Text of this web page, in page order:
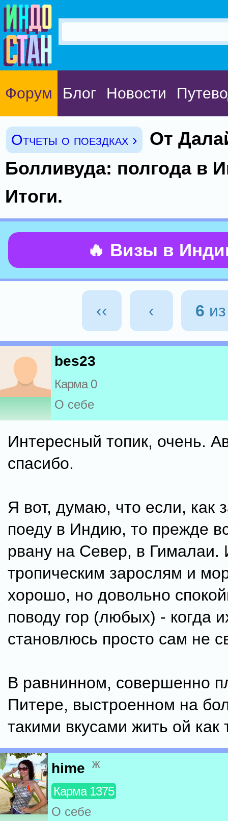
Форум Блог Новости
Отчеты о поездках ›
От
Болливуда: полгода в
Итоги.
🔥 Визы в
‹‹ ‹ 6
bes23
Карма 0
О себе
Интересный топик, очень.
спасибо.
Я вот, думаю, что если, как
поеду в Индию, то прежде
рвану на Север, в Гималаи.
тропическим зарослям и
хорошо, но довольно
поводу гор (любых) - когда
становлюсь просто сам не
В равнинном, совершенно
Питере, выстроенном на
такими вкусами жить ой как
hime ж
Карма 1375
О себе